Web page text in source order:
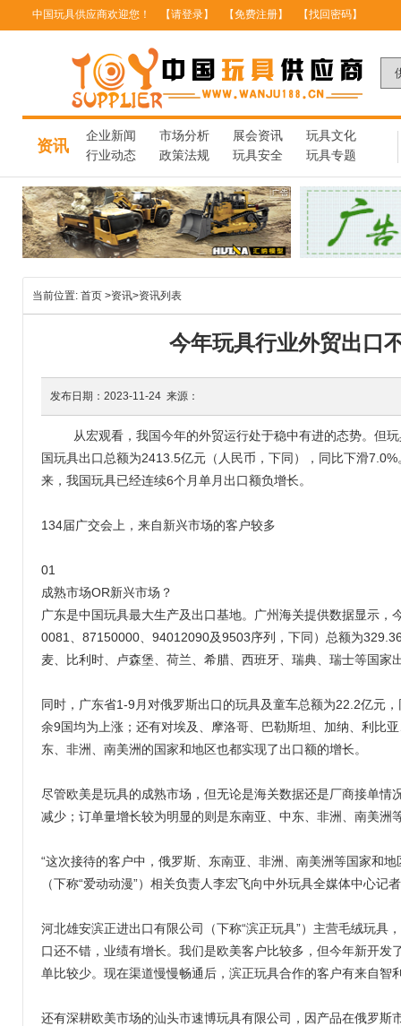
中国玩具供应商欢迎您！ 【请登录】 【免费注册】 【找回密码】
资讯
企业新闻 市场分析 展会资讯
玩具文化
行业动态
政策法规 玩具安全 玩具专题
当前位置: 首页 >资讯>资讯列表
今年玩具行业外贸出口
发布日期：2023-11-24 来源：
从宏观看，我国今年的外贸运行处于稳中有进的态势。但
国玩具出口总额为2413.5亿元（人民币，下同），同比下滑
来，我国玩具已经连续6个月单月出口额负增长。
134届广交会上，来自新兴市场的客户较多
01
成熟市场OR新兴市场？
广东是中国玩具最大生产及出口基地。广州海关提供数据显示
0081、87150000、94012090及9503序列，下同）总额为
麦、比利时、卢森堡、荷兰、希腊、西班牙、瑞典、瑞士等国家
同时，广东省1-9月对俄罗斯出口的玩具及童车总额为22.2亿元
余9国均为上涨；还有对埃及、摩洛哥、巴勒斯坦、加纳、利比
东、非洲、南美洲的国家和地区也都实现了出口额的增长。
尽管欧美是玩具的成熟市场，但无论是海关数据还是厂商接单
减少；订单量增长较为明显的则是东南亚、中东、非洲、南美洲
“这次接待的客户中，俄罗斯、东南亚、非洲、南美洲等国家和
（下称“爱动动漫”）相关负责人李宏飞向中外玩具全媒体中心
河北雄安滨正进出口有限公司（下称“滨正玩具”）主营毛绒玩具
口还不错，业绩有增长。我们是欧美客户比较多，但今年新开
单比较少。现在渠道慢慢畅通后，滨正玩具合作的客户有来自
还有深耕欧美市场的汕头市速博玩具有限公司，因产品在俄罗